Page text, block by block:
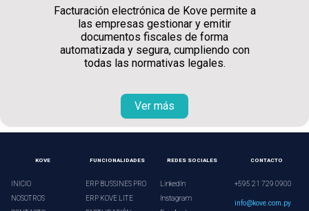
Facturación electrónica de Kove permite a
las empresas gestionar y emitir
documentos fiscales de forma
automatizada y segura, cumpliendo con
todas las normativas legales.
Ver más
KOVE
INICIO
NOSOTROS
FUNCIONALIDADES
ERP BUSSINES PRO
ERP KOVE LITE
REDES SOCIALES
LinkedIn
Instagram
CONTACTO
+595 21 729 0900
info@kove.com.py